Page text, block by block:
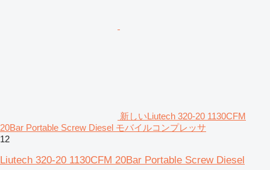
新しいLiutech 320-20 1130CFM
20Bar Portable Screw Diesel モバイルコンプレッサ
12
Liutech 320-20 1130CFM 20Bar Portable Screw Diesel